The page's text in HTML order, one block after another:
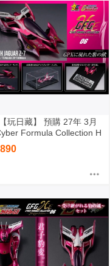
【玩日藏】 預購 27年 3月
Formula Collection H
Edition CFC HE 閃電霹
承之豹魂 Aoi 美洲豹 Z-7
890